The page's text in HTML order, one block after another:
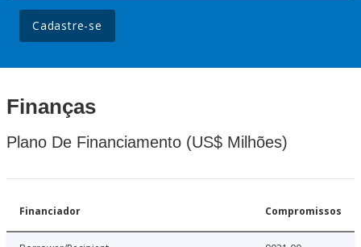
Cadastre-se
Finanças
Plano De Financiamento (US$ Milhões)
Financiador Compromissos